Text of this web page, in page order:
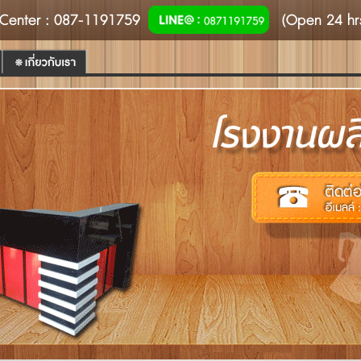
: 087-1191759 (Open 24